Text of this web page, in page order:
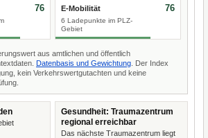
76 E-Mobilität
6 Ladepunkte im PLZ-
Gebiet
76
aus amtlichen und öffentlich
Datenbasis und Gewichtung . Der Index
kein Verkehrswertgutachten und keine
Gesundheit: Traumazentrum
regional erreichbar
Das nächste Traumazentrum liegt